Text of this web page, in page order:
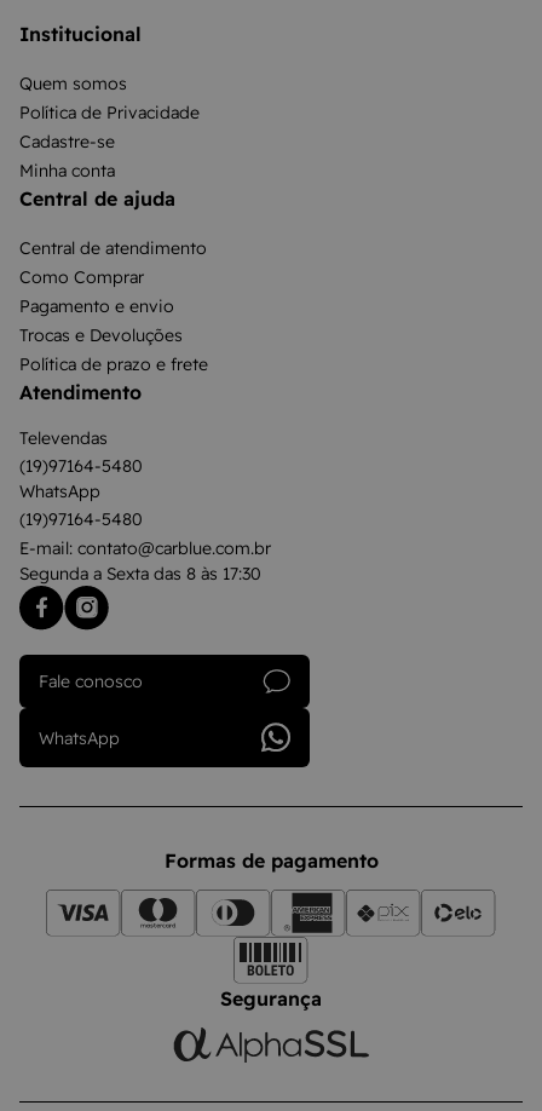
Institucional
Quem somos
Política de Privacidade
Cadastre-se
Minha conta
Central de ajuda
Central de atendimento
Como Comprar
Pagamento e envio
Trocas e Devoluções
Política de prazo e frete
Atendimento
Televendas
(19)97164-5480
WhatsApp
(19)97164-5480
E-mail: contato@carblue.com.br
Segunda a Sexta das 8 às 17:30
Fale conosco
WhatsApp
Formas de pagamento
Segurança